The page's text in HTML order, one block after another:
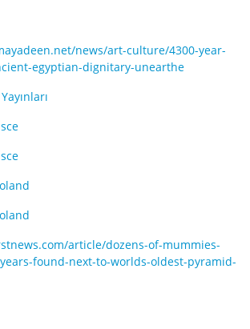
news/art-culture/4300-year-
egyptian-dignitary-unearthe
article/dozens-of-mummies-
found-next-to-worlds-oldest-pyramid-